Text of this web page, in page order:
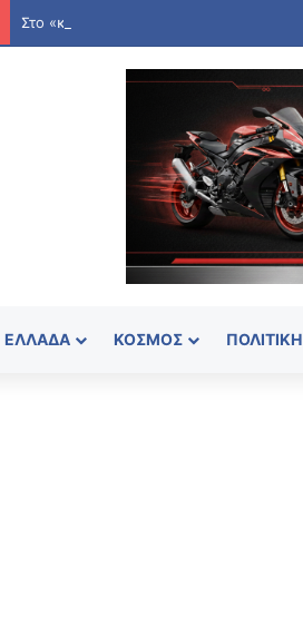
ΕΛΛΆΔΑ ΚΌΣΜΟΣ ΠΟΛΙΤΙΚΉ